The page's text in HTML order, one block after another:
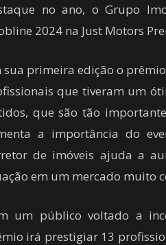
no ano, o Grupo
2024 na Just Motors
sua primeira edição o
que tiveram um
que são tão
a importância do
de imóveis ajuda a
em um mercado muito
um público voltado a
irá prestigiar 13